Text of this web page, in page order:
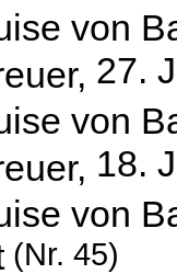
von
27.
von
18.
von
(Nr. 45)